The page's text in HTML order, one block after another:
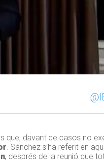
que, davant de casos no
. Sánchez s’ha referit en
, després de la reunió que